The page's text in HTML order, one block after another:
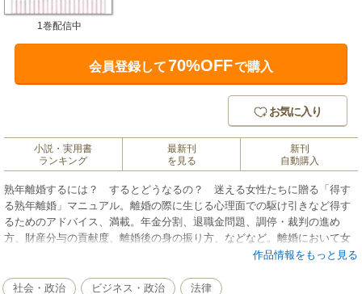
1巻配信中
会員登録して70%OFFで購入
お気に入り
小説・実用書
ランキング
最新刊
を見る
新刊
自動購入
熟年離婚するには？ するとどうなるの？ 迷える女性たちに贈る「得す
る熟年離婚」マニュアル。離婚の際に生じる心理面での駆け引きなど得す
るためのアドバイス、満載。年金分割、退職金問題、調停・裁判の進め
方、財産分与の貢献度、離婚後の身の振り方、などなど。離婚において女
性が直面するであろう様々な問題の対処方法を、経験豊富な弁護士の著者
守りたい男性も必読。
作品情報をもっと見る
社会・政治 ビジネス・政治 法律